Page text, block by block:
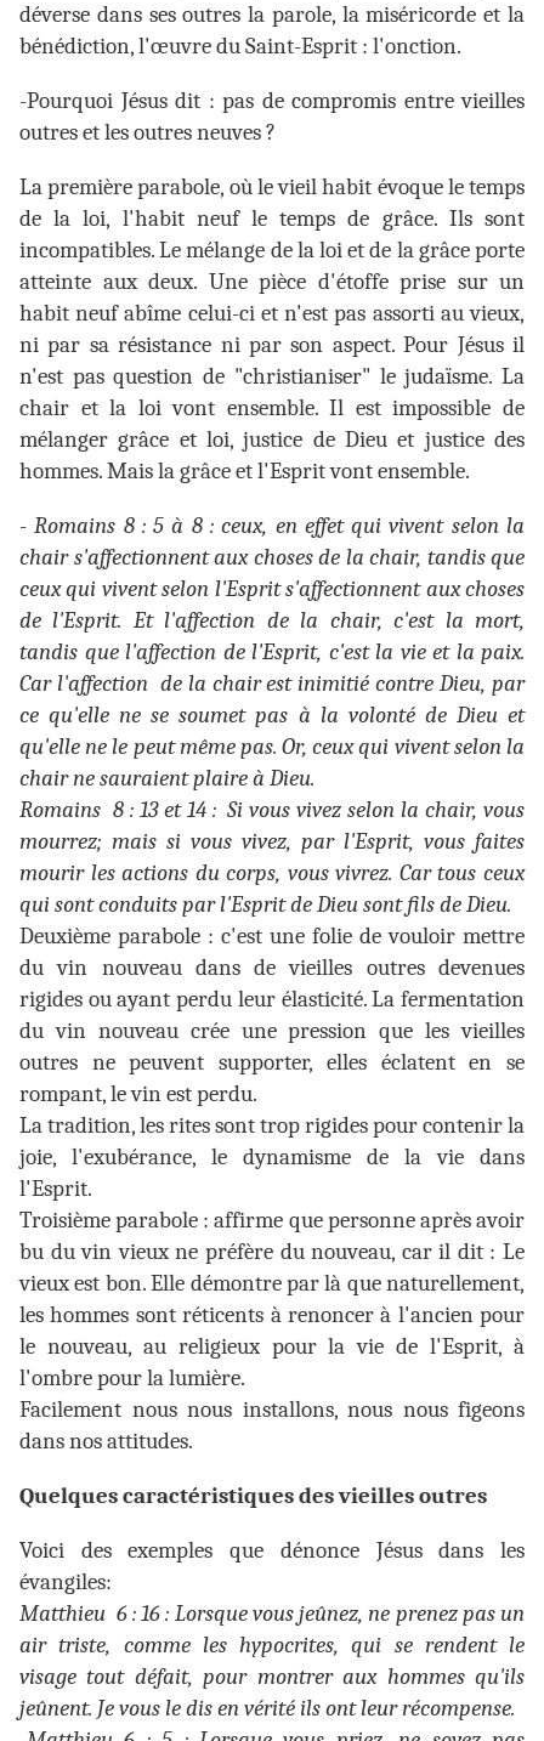
déverse dans ses outres la parole, la miséricorde et la
bénédiction, l'œuvre du Saint-Esprit : l'onction.
-Pourquoi Jésus dit : pas de compromis entre vieilles
outres et les outres neuves ?
La première parabole, où le vieil habit évoque le temps
de la loi, l'habit neuf le temps de grâce. Ils sont
incompatibles. Le mélange de la loi et de la grâce porte
atteinte aux deux. Une pièce d'étoffe prise sur un
habit neuf abîme celui-ci et n'est pas assorti au vieux,
ni par sa résistance ni par son aspect. Pour Jésus il
n'est pas question de "christianiser" le judaïsme. La
chair et la loi vont ensemble. Il est impossible de
mélanger grâce et loi, justice de Dieu et justice des
hommes. Mais la grâce et l'Esprit vont ensemble.
-Romains 8 : 5 à 8 : ceux, en effet qui vivent selon la
chair s'affectionnent aux choses de la chair, tandis que
ceux qui vivent selon l'Esprit s'affectionnent aux choses
de l'Esprit. Et l'affection de la chair, c'est la mort,
tandis que l'affection de l'Esprit, c'est la vie et la paix.
Car l'affection de la chair est inimitié contre Dieu, par
ce qu'elle ne se soumet pas à la volonté de Dieu et
qu'elle ne le peut même pas. Or, ceux qui vivent selon la
chair ne sauraient plaire à Dieu.
Romains 8 : 13 et 14 : Si vous vivez selon la chair, vous
mourrez; mais si vous vivez, par l'Esprit, vous faites
mourir les actions du corps, vous vivrez. Car tous ceux
qui sont conduits par l'Esprit de Dieu sont fils de Dieu.
Deuxième parabole : c'est une folie de vouloir mettre
du vin nouveau dans de vieilles outres devenues
rigides ou ayant perdu leur élasticité. La fermentation
du vin nouveau crée une pression que les vieilles
outres ne peuvent supporter, elles éclatent en se
rompant, le vin est perdu.
La tradition, les rites sont trop rigides pour contenir la
joie, l'exubérance, le dynamisme de la vie dans
l'Esprit.
Troisième parabole : affirme que personne après avoir
bu du vin vieux ne préfère du nouveau, car il dit : Le
vieux est bon. Elle démontre par là que naturellement,
les hommes sont réticents à renoncer à l'ancien pour
le nouveau, au religieux pour la vie de l'Esprit, à
l'ombre pour la lumière.
Facilement nous nous installons, nous nous figeons
dans nos attitudes.
Quelques caractéristiques des vieilles outres
Voici des exemples que dénonce Jésus dans les
évangiles:
Matthieu 6 : 16 : Lorsque vous jeûnez, ne prenez pas un
air triste, comme les hypocrites, qui se rendent le
visage tout défait, pour montrer aux hommes qu'ils
jeûnent. Je vous le dis en vérité ils ont leur récompense.